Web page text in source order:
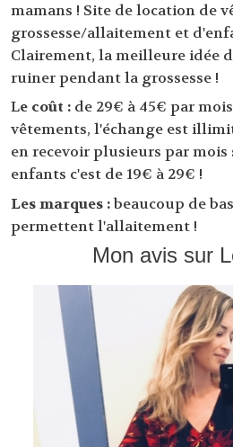
mamans ! Site de location de
grossesse/allaitement et
Clairement, la meilleure idée
ruiner pendant la grossesse !
Le coût : de 29€ à 45€ par
vêtements, l'échange est
en recevoir plusieurs par mois
enfants c'est de 19€ à 29€ !
Les marques :beaucoup de
permettent l'allaitement !
Mon avis sur